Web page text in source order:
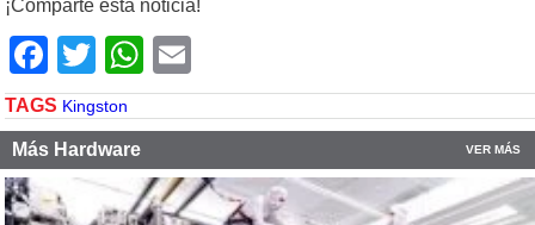
¡Comparte esta noticia!
Facebook
TwitterWhatsApp
TAGS Kingston
Más Hardware VER MÁS